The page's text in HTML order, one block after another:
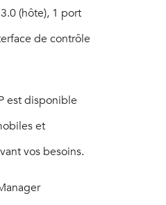
(hôte), 1 port
de contrôle
est disponible
et
vos besoins.